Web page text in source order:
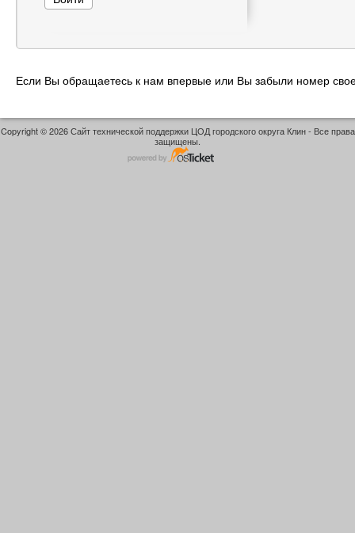
Если Вы обращаетесь к нам впервые или Вы забыли номер
Copyright © 2026 Сайт технической поддержки ЦОД городского округа Клин - Все права
защищены.